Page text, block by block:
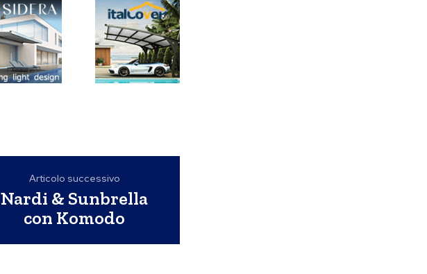
Articolo successivo
Nardi & Sunbrella
con Komodo